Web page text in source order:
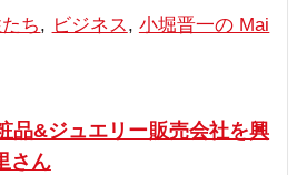
ち, ビジネス, 小堀晋一の Mai
品&ジュエリー販売会社を興
さん